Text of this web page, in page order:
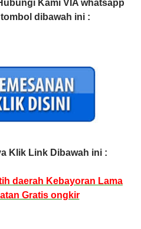
Kami VIA whatsapp
dibawah ini :
Klik Link Dibawah ini :
daerah Kebayoran Lama
Gratis ongkir